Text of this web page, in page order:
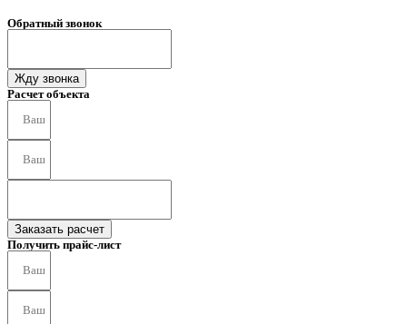
Обратный звонок
Жду звонка
Расчет объекта
Заказать расчет
Получить прайс-лист